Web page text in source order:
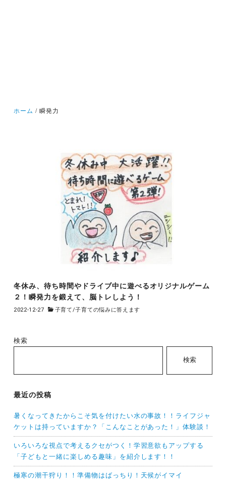
ホーム 瞬発力
冬休み、待ち時間やドライブ中に遊べるオリジナルゲーム
２！瞬発力を鍛えて、脳トレしよう！
2022-12-27 子育て/子育ての悩みに答えます
検索
検索
最近の投稿
暑くなってきたからこそ気を付けたい水の事故！！ライフジャ
ケットは持っていますか？「こんなことがあった！」体験談！
いろいろな視点で考えるクセがつく！学習意欲もアップする
「子どもと一緒に楽しめる趣味」を紹介します！！
極寒の潮干狩り！！準備物はばっちり！天候がイマイ